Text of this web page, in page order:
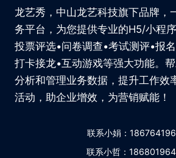
龙艺秀，中山龙艺科技旗下品牌，
务平台，为您提供专业的H5/小程
投票评选•问卷调查•考试测评•报
打卡接龙•互动游戏等强大功能。帮
分析和管理业务数据，提升工作效
活动，助企业增效，为营销赋能！
联系小娟：
联系小哲：